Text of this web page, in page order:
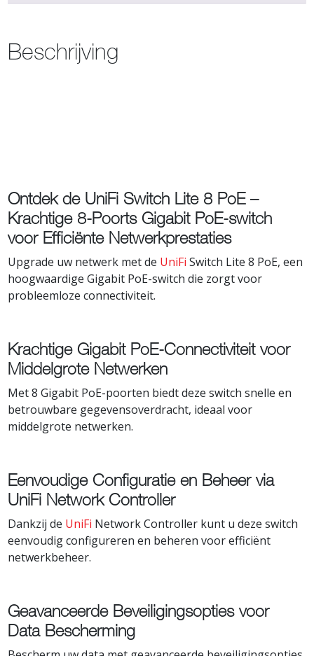
Beschrijving
Ontdek de UniFi Switch Lite 8 PoE –
Krachtige 8-Poorts Gigabit PoE-switch
voor Efficiënte Netwerkprestaties
Upgrade uw netwerk met de UniFi Switch Lite 8 PoE, een
hoogwaardige Gigabit PoE-switch die zorgt voor
probleemloze connectiviteit.
Krachtige Gigabit PoE-Connectiviteit voor
Middelgrote Netwerken
Met 8 Gigabit PoE-poorten biedt deze switch snelle en
betrouwbare gegevensoverdracht, ideaal voor
middelgrote netwerken.
Eenvoudige Configuratie en Beheer via
UniFi Network Controller
Dankzij de UniFi Network Controller kunt u deze switch
eenvoudig configureren en beheren voor efficiënt
netwerkbeheer.
Geavanceerde Beveiligingsopties voor
Data Bescherming